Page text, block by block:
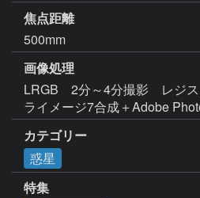
焦点距離
500mm
画像処理
LRGB　2分～4分撮影　レジ
ライメージ7合成＋Adobe
カテゴリー
惑星
特集